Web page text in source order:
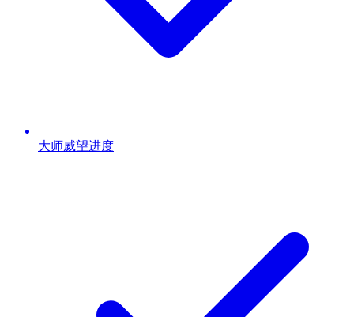
大师威望进度